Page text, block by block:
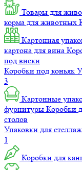
Товары для
корма для животных
Картонная
картона для вина
под виски
Коробки под коньяк
3
Картонные
фурнитуры Коробки
столов
Упаковки для
1
Коробки для